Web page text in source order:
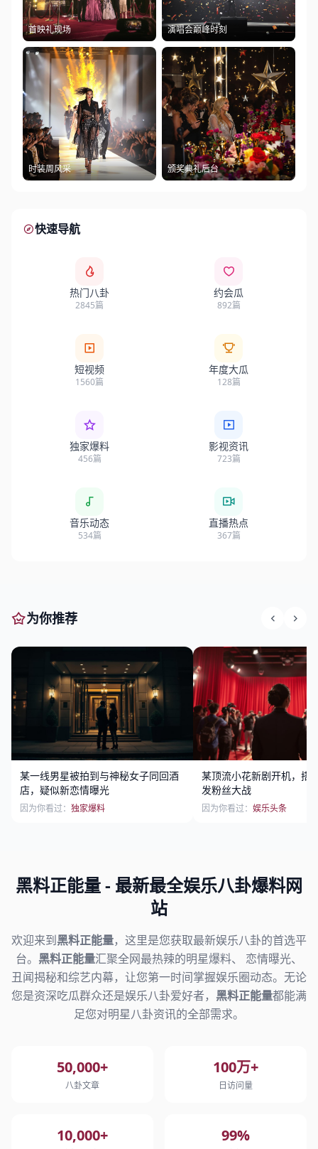
首映礼现场 演唱会巅峰时刻
时装周风采 颁奖典礼后台
快速导航
热门八卦
2845篇
约会瓜
892篇
短视频
1560篇
年度大瓜
128篇
独家爆料
456篇
影视资讯
723篇
音乐动态
534篇
直播热点
367篇
为你推荐
某一线男星被拍到与神秘女子同回酒
店，疑似新恋情曝光
因为你看过： 独家爆料
某顶流小花新剧开机，搭
发粉丝大战
因为你看过： 娱乐头条
黑料正能量- 最新最全娱乐八卦爆料网
站
欢迎来到黑料正能量，这里是您获取最新娱乐八卦的首选平
台。 黑料正能量汇聚全网最热辣的明星爆料、 恋情曝光、
丑闻揭秘和综艺内幕，让您第一时间掌握娱乐圈动态。无论
您是资深吃瓜群众还是娱乐八卦爱好者， 黑料正能量都能满
足您对明星八卦资讯的全部需求。
50,000+
八卦文章
100万+
日访问量
10,000+ 99%